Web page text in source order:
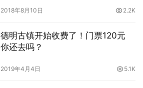
2018年8月10日 2.2K
德明古镇开始收费了！门票120元
你还去吗？
2019年4月4日 5.1K